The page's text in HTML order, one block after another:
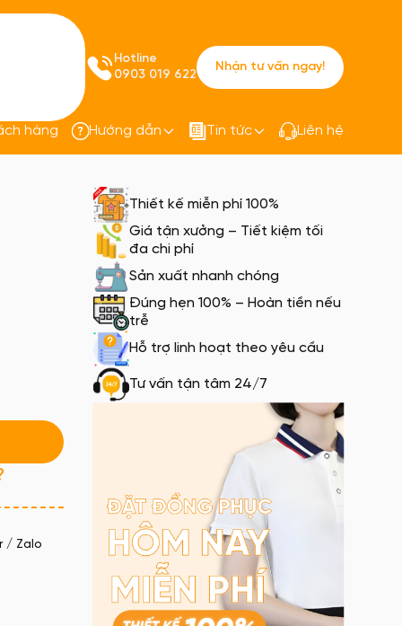
Hotline
0903 019 622
Nhận tư vấn ngay!
hàng Hướng dẫn Tin tức Liên hệ
166
/ Zalo
Thiết kế miễn phí 100%
Giá tận xưởng – Tiết kiệm tối
đa chi phí
Sản xuất nhanh chóng
Đúng hẹn 100% – Hoàn tiền nếu
trễ
Hỗ trợ linh hoạt theo yêu cầu
Tư vấn tận tâm 24/7